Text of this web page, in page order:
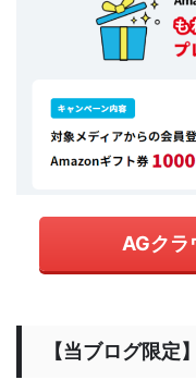
AGクラ
【当ブログ限定